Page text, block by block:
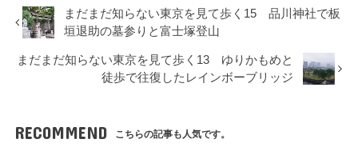
まだまだ知らない東京を見て歩く15 品川神社で板
垣退助の墓参りと富士塚登山
まだまだ知らない東京を見て歩く13 ゆりかもめと
徒歩で往復したレインボーブリッジ
RECOMMEND こちらの記事も人気です。